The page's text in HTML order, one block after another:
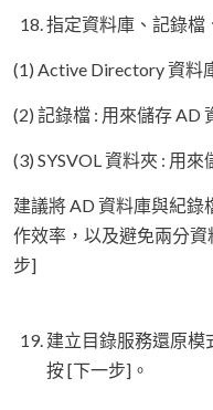
指定資料庫、記錄檔
(1) Active Directory 資料
(2) 記錄檔 : 用來儲存 AD
(3) SYSVOL 資料夾 : 用
建議將 AD 資料庫與紀
作效率，以及避免兩分
步]
建立目錄服務還原模
按 [下一步]。